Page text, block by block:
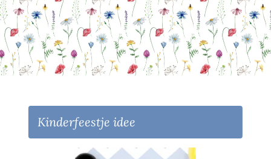
Kinderfeestje idee